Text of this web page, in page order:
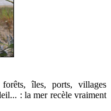
îles, ports, villages
: la mer recèle vraiment